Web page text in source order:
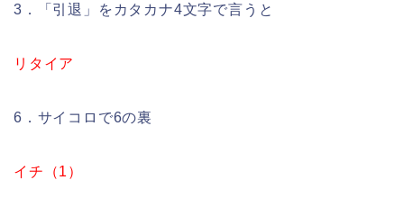
3．「引退」をカタカナ4文字で言うと
リタイア
6．サイコロで6の裏
イチ（1）